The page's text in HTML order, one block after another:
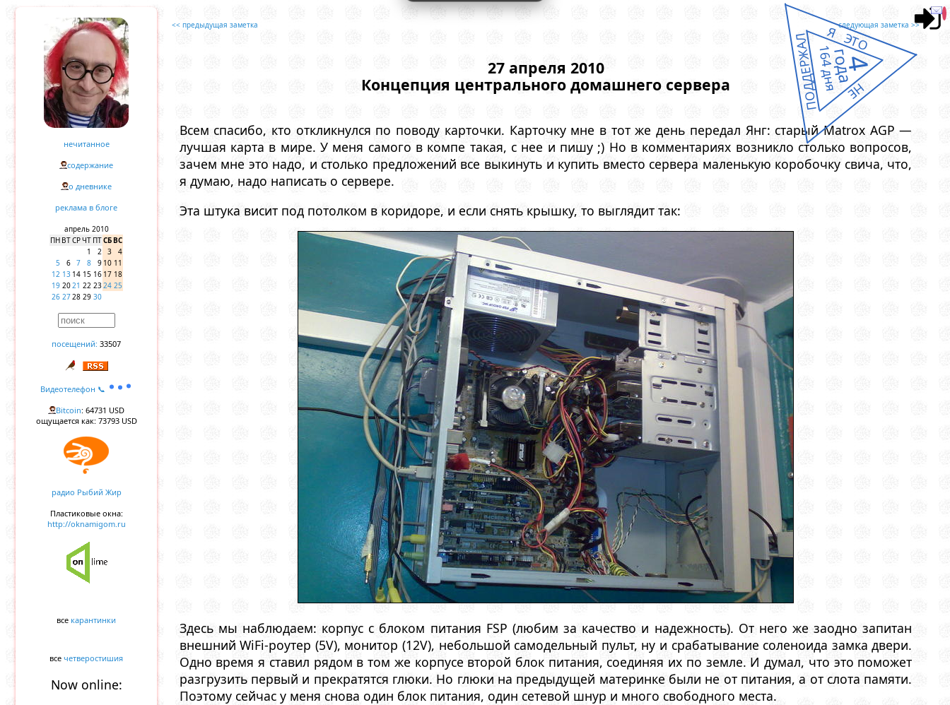
нечитанное
содержание
о дневнике
реклама в блоге
апрель 2010
ПН ВТСРЧТ ПТСБВС
1
2 3
4
5
6 7 8 9 10 11
12 13 14 15 16 17 18
19 2021 22 2324 25
26 2728 29 30
посещений: 33507
Видеотелефон 📞
Bitcoin: 64731 USD
ощущается как: 73793 USD
радио Рыбий Жир
Пластиковые окна:
http://oknamigom.ru
все карантинки
все четверостишия
Now online:
<< предыдущая заметка следующая заметка >>
27 апреля 2010
Концепция центрального домашнего сервера
Всем спасибо, кто откликнулся по поводу карточки. Карточку мне в тот же день передал Янг: старый Matrox AGP —
лучшая карта в мире. У меня самого в компе такая, с нее и пишу ;) Но в комментариях возникло столько вопросов,
зачем мне это надо, и столько предложений все выкинуть и купить вместо сервера маленькую коробочку свича, что,
я думаю, надо написать о сервере.
Эта штука висит под потолком в коридоре, и если снять крышку, то выглядит так:
Здесь мы наблюдаем: корпус с блоком питания FSP (любим за качество и надежность). От него же заодно запитан
внешний WiFi-роутер (5V), монитор (12V), небольшой самодельный пульт, ну и срабатывание соленоида замка двери.
Одно время я ставил рядом в том же корпусе второй блок питания, соединяя их по земле. И думал, что это поможет
разгрузить первый и прекратятся глюки. Но глюки на предыдущей материнке были не от питания, а от слота памяти.
Поэтому сейчас у меня снова один блок питания, один сетевой шнур и много свободного места.
Я ЭТО
НЕ
ПОДДЕРЖАЛ 4
года
164 дня